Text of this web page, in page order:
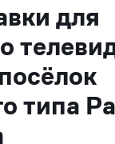
для
типа